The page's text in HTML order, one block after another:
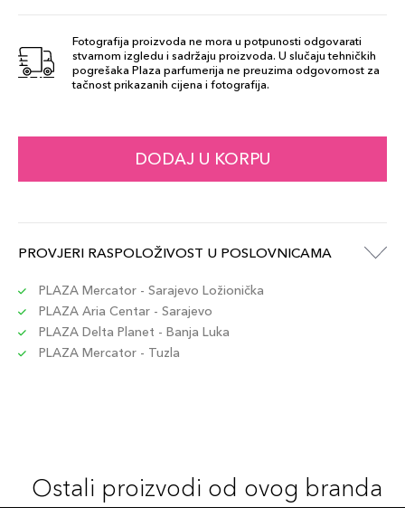
Fotografija proizvoda ne mora u potpunosti odgovarati
stvarnom izgledu i sadržaju proizvoda. U slučaju tehničkih
pogrešaka Plaza parfumerija ne preuzima odgovornost za
tačnost prikazanih cijena i fotografija.
DODAJ U KORPU
PROVJERI RASPOLOŽIVOST U POSLOVNICAMA
PLAZA Mercator - Sarajevo Ložionička
PLAZA Aria Centar - Sarajevo
PLAZA Delta Planet - Banja Luka
PLAZA Mercator - Tuzla
Ostali proizvodi od ovog branda